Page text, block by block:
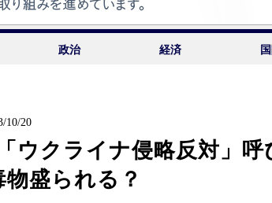
政治 経済
10/20
ウクライナ侵略反対」呼
物盛られる？